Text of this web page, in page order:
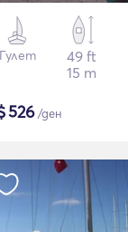
Гулет
49 ft
15 m
526/ден